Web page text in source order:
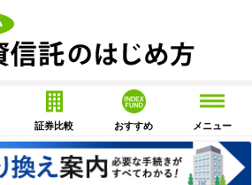
証券比較 おすすめ メニュー